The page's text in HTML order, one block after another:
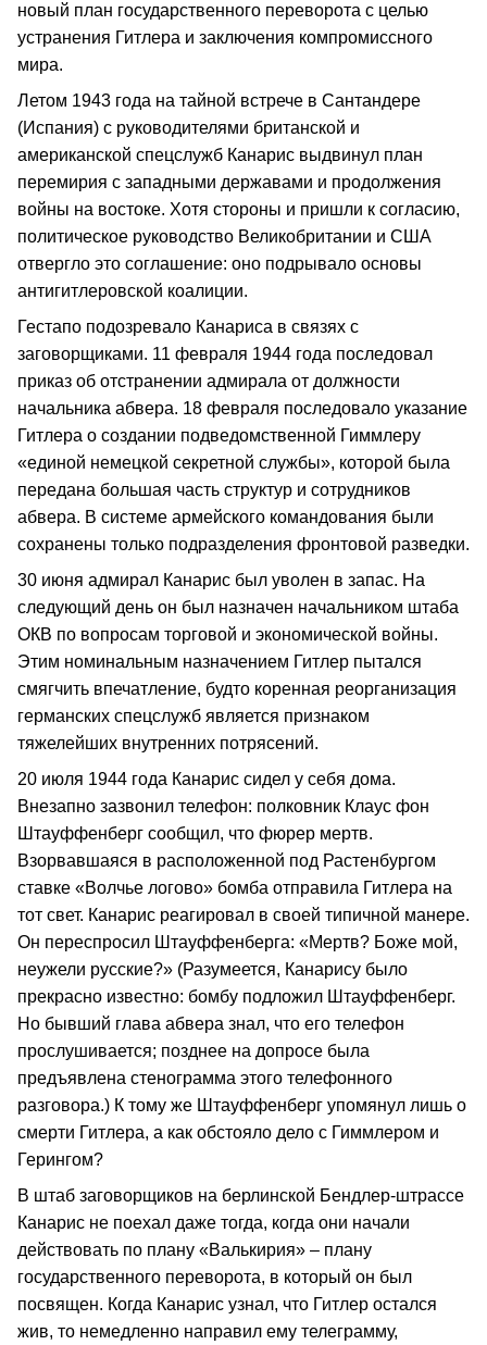
новый план государственного переворота с целью
устранения Гитлера и заключения компромиссного
мира.
Летом 1943 года на тайной встрече в Сантандере
(Испания) с руководителями британской и
американской спецслужб Канарис выдвинул план
перемирия с западными державами и продолжения
войны на востоке. Хотя стороны и пришли к согласию,
политическое руководство Великобритании и США
отвергло это соглашение: оно подрывало основы
антигитлеровской коалиции.
Гестапо подозревало Канариса в связях с
заговорщиками. 11 февраля 1944 года последовал
приказ об отстранении адмирала от должности
начальника абвера. 18 февраля последовало указание
Гитлера о создании подведомственной Гиммлеру
«единой немецкой секретной службы», которой была
передана большая часть структур и сотрудников
абвера. В системе армейского командования были
сохранены только подразделения фронтовой разведки.
30 июня адмирал Канарис был уволен в запас. На
следующий день он был назначен начальником штаба
ОКВ по вопросам торговой и экономической войны.
Этим номинальным назначением Гитлер пытался
смягчить впечатление, будто коренная реорганизация
германских спецслужб является признаком
тяжелейших внутренних потрясений.
20 июля 1944 года Канарис сидел у себя дома.
Внезапно зазвонил телефон: полковник Клаус фон
Штауффенберг сообщил, что фюрер мертв.
Взорвавшаяся в расположенной под Растенбургом
ставке «Волчье логово» бомба отправила Гитлера на
тот свет. Канарис реагировал в своей типичной манере.
Он переспросил Штауффенберга: «Мертв? Боже мой,
неужели русские?» (Разумеется, Канарису было
прекрасно известно: бомбу подложил Штауффенберг.
Но бывший глава абвера знал, что его телефон
прослушивается; позднее на допросе была
предъявлена стенограмма этого телефонного
разговора.) К тому же Штауффенберг упомянул лишь о
смерти Гитлера, а как обстояло дело с Гиммлером и
Герингом?
В штаб заговорщиков на берлинской Бендлер-штрассе
Канарис не поехал даже тогда, когда они начали
действовать по плану «Валькирия» – плану
государственного переворота, в который он был
посвящен. Когда Канарис узнал, что Гитлер остался
жив, то немедленно направил ему телеграмму,